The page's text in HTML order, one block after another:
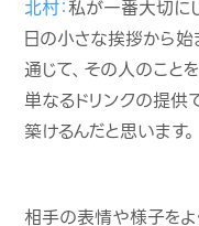
北村：私が一番大切に
日の小さな挨拶から始
通じて、その人のこと
単なるドリンクの提供
築けるんだと思います。
相手の表情や様子をよ